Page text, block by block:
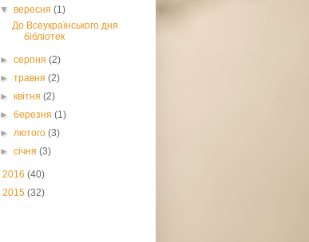
▼вересня(1)
До Всеукраїнського дня
бібліотек
►серпня(2)
►травня(2)
►квітня(2)
►березня(1)
►лютого(3)
►січня(3)
2016 (40)
2015 (32)